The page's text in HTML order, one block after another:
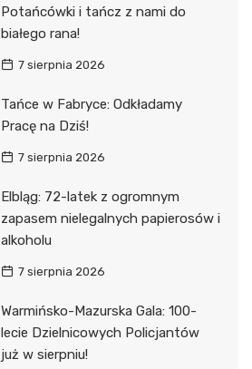
Potańcówki i tańcz z nami do
białego rana!
7 sierpnia 2026
Tańce w Fabryce: Odkładamy
Pracę na Dziś!
7 sierpnia 2026
Elbląg: 72-latek z ogromnym
zapasem nielegalnych papierosów i
alkoholu
7 sierpnia 2026
Warmińsko-Mazurska Gala: 100-
lecie Dzielnicowych Policjantów
już w sierpniu!